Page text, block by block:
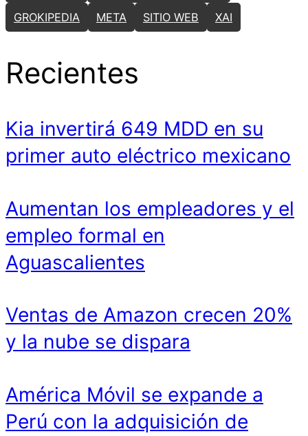
GROKIPEDIA META SITIO WEB XAI
Recientes
Kia invertirá 649 MDD en su
primer auto eléctrico mexicano
Aumentan los empleadores y el
empleo formal en
Aguascalientes
Ventas de Amazon crecen 20%
y la nube se dispara
América Móvil se expande a
Perú con la adquisición de